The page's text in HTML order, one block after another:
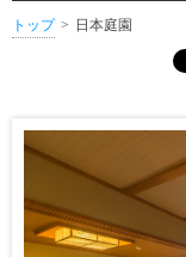
トップ 日本庭園